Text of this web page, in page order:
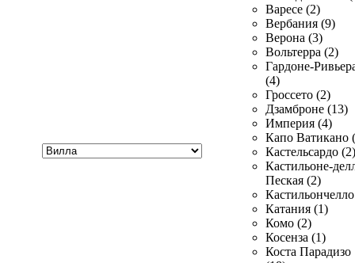
Варесе (2)
Вербания (9)
Верона (3)
Вольтерра (2)
Гардоне-
(4)
Гроссето (2)
Дзамброне (13)
Империя (4)
Капо Ватикано
Кастельсардо (2)
Кастильоне-
Пеская (2)
Катания (1)
Комо (2)
Косенза (1)
Коста Парадизо